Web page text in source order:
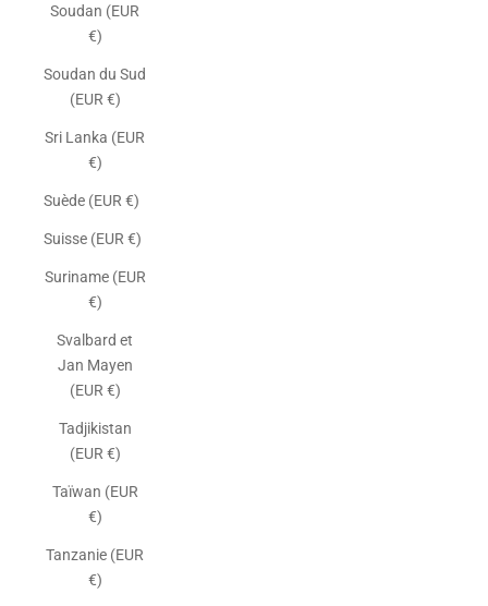
Soudan (EUR
€)
Soudan du Sud
(EUR €)
Sri Lanka (EUR
€)
Suède (EUR €)
Suisse (EUR €)
Suriname (EUR
€)
Svalbard et
Jan Mayen
(EUR €)
Tadjikistan
(EUR €)
Taïwan (EUR
€)
Tanzanie (EUR
€)